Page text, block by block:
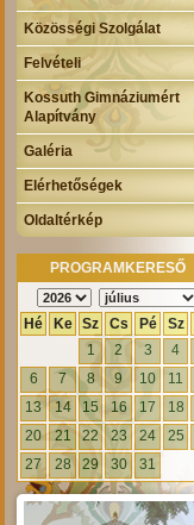
Közösségi Szolgálat
Felvételi
Kossuth Gimnáziumért
Alapítvány
Galéria
Elérhetőségek
Oldaltérkép
PROGRAMKERESŐ
Hé Ke Sz Cs Pé Sz
1
2 3 4
6
7 8 9 10 11
13
14 15 16 17 18
20
21 22 23 24 25
27
28 29 30 31